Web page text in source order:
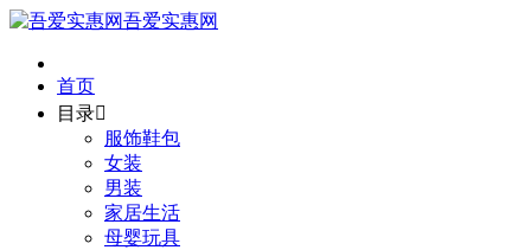
吾爱实惠网
首页
目录
服饰鞋包
女装
男装
家居生活
母婴玩具